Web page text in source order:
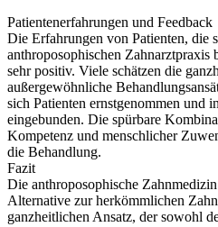
Patientenerfahrungen und Feedback
Die Erfahrungen von Patienten, die
anthroposophischen Zahnarztpraxis
sehr positiv. Viele schätzen die
außergewöhnliche
sich Patienten ernstgenommen und
eingebunden. Die spürbare
Kompetenz und menschlicher
die Behandlung.
Fazit
Die anthroposophische
Alternative zur herkömmlichen
ganzheitlichen Ansatz, der sowohl